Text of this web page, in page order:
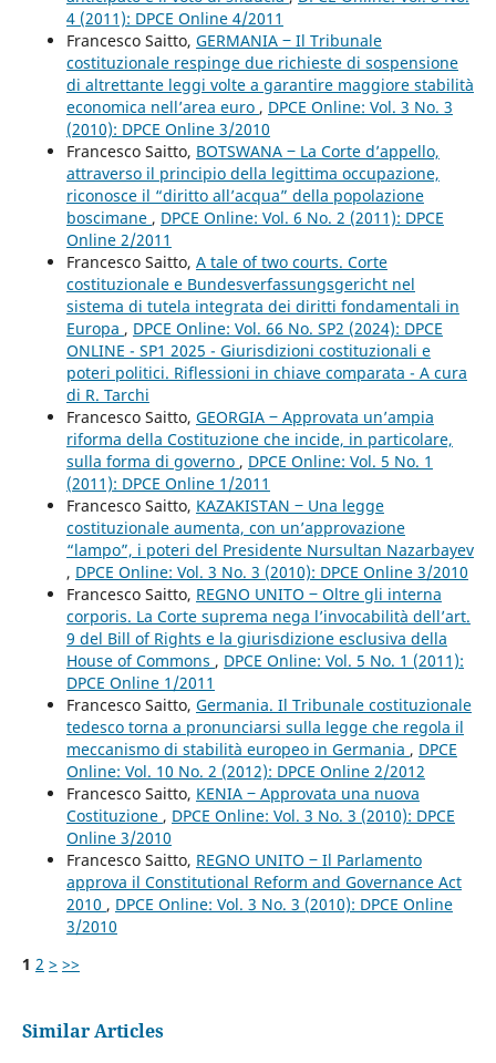
4 (2011): DPCE Online 4/2011
Francesco Saitto, GERMANIA ‒ Il Tribunale
costituzionale respinge due richieste di sospensione
di altrettante leggi volte a garantire maggiore stabilità
economica nell’area euro , DPCE Online: Vol. 3 No. 3
(2010): DPCE Online 3/2010
Francesco Saitto, BOTSWANA ‒ La Corte d’appello,
attraverso il principio della legittima occupazione,
riconosce il “diritto all’acqua” della popolazione
boscimane , DPCE Online: Vol. 6 No. 2 (2011): DPCE
Online 2/2011
Francesco Saitto, A tale of two courts. Corte
costituzionale e Bundesverfassungsgericht nel
sistema di tutela integrata dei diritti fondamentali in
Europa , DPCE Online: Vol. 66 No. SP2 (2024): DPCE
ONLINE - SP1 2025 - Giurisdizioni costituzionali e
poteri politici. Riflessioni in chiave comparata - A cura
di R. Tarchi
Francesco Saitto, GEORGIA ‒ Approvata un’ampia
riforma della Costituzione che incide, in particolare,
sulla forma di governo , DPCE Online: Vol. 5 No. 1
(2011): DPCE Online 1/2011
Francesco Saitto, KAZAKISTAN ‒ Una legge
costituzionale aumenta, con un’approvazione
“lampo”, i poteri del Presidente Nursultan Nazarbayev
, DPCE Online: Vol. 3 No. 3 (2010): DPCE Online 3/2010
Francesco Saitto, REGNO UNITO ‒ Oltre gli interna
corporis. La Corte suprema nega l’invocabilità dell’art.
9 del Bill of Rights e la giurisdizione esclusiva della
House of Commons , DPCE Online: Vol. 5 No. 1 (2011):
DPCE Online 1/2011
Francesco Saitto, Germania. Il Tribunale costituzionale
tedesco torna a pronunciarsi sulla legge che regola il
meccanismo di stabilità europeo in Germania , DPCE
Online: Vol. 10 No. 2 (2012): DPCE Online 2/2012
Francesco Saitto, KENIA ‒ Approvata una nuova
Costituzione , DPCE Online: Vol. 3 No. 3 (2010): DPCE
Online 3/2010
Francesco Saitto, REGNO UNITO ‒ Il Parlamento
approva il Constitutional Reform and Governance Act
2010 , DPCE Online: Vol. 3 No. 3 (2010): DPCE Online
3/2010
1 2 > >>
Similar Articles